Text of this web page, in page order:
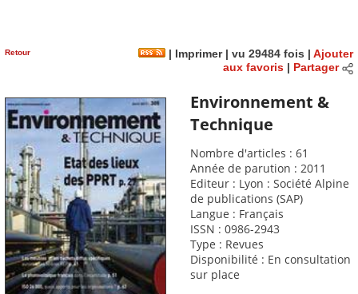
Retour | Imprimer| vu 29484 fois | Ajouter
aux favoris| Partager
Environnement &
Technique
Nombre d'articles : 61
Année de parution : 2011
Editeur : Lyon : Société Alpine
de publications (SAP)
Langue : Français
ISSN : 0986-2943
Type : Revues
Disponibilité : En consultation
sur place